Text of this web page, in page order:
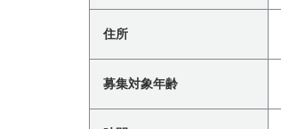
住所
募集対象年齢